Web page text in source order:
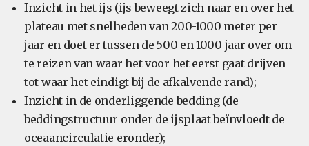
Inzicht in het ijs (ijs beweegt zich naar en over het
plateau met snelheden van 200-1000 meter per
jaar en doet er tussen de 500 en 1000 jaar over om
te reizen van waar het voor het eerst gaat drijven
tot waar het eindigt bij de afkalvende rand);
Inzicht in de onderliggende bedding (de
beddingstructuur onder de ijsplaat beïnvloedt de
oceaancirculatie eronder);